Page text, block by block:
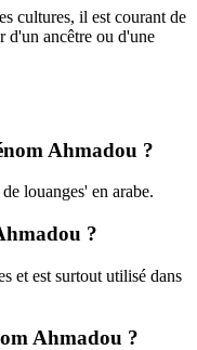
cultures, il est courant de
d'un ancêtre ou d'une
Ahmadou ?
louanges' en arabe.
?
et est surtout utilisé dans
Ahmadou ?